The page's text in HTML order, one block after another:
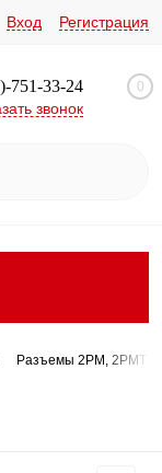
Вход Регистрация
751-33-24
звонок
0
Разъемы 2РМ, 2РМТ,